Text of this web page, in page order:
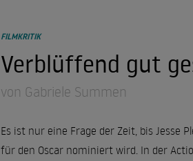
FILMKRITIK
Verblüffend gut
von Gabriele Summen
Es ist nur eine Frage der Zeit, bis Jesse
für den Oscar nominiert wird. In der